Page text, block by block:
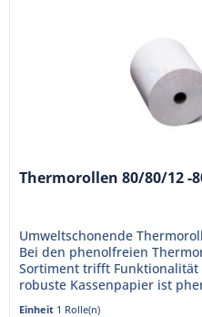
Thermorollen 80/80/12 -
Umweltschonende
Bei den phenolfreien
Sortiment trifft Funktionalität
robuste Kassenpapier ist
nur...
Einheit 1 Rolle(n)